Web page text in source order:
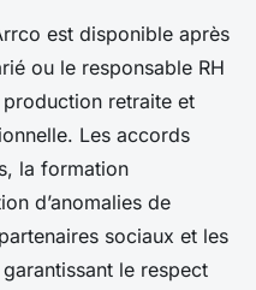
est disponible après
ou le responsable RH
retraite et
Les accords
la formation
d’anomalies de
sociaux et les
le respect